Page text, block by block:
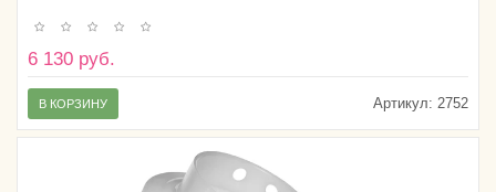
6 130 руб.
Артикул: 2752
В КОРЗИНУ